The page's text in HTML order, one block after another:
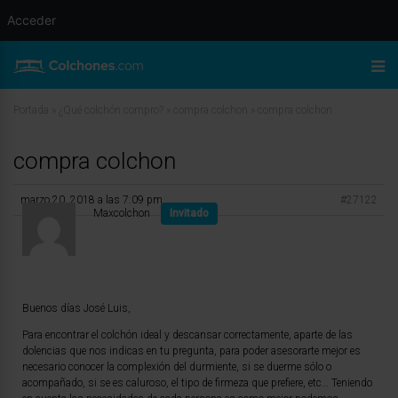
compra colchon
marzo 20, 2018 a las 7:09 pm
#27122
Maxcolchon
Invitado
Buenos días José Luis,
Para encontrar el colchón ideal y descansar correctamente, aparte de las
dolencias que nos indicas en tu pregunta, para poder asesorarte mejor es
necesario conocer la complexión del durmiente, si se duerme sólo o
acompañado, si se es caluroso, el tipo de firmeza que prefiere, etc… Teniendo
Acceder